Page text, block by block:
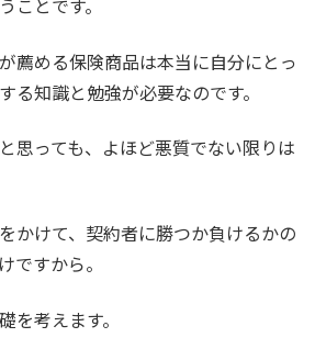
ことです。
薦める保険商品は本当に自分にとっ
る知識と勉強が必要なのです。
思っても、よほど悪質でない限りは
かけて、契約者に勝つか負けるかの
ですから。
を考えます。